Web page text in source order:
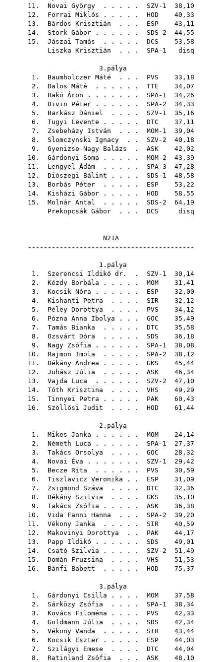
11. Novai György . . . . . SZV-1 38,10
12. Forrai Miklós . . . . . HOD 40,33
13. Bárdos Krisztián . . . ESP 43,11
14. Stork Gábor . . . . . . SDS-2 44,55
15. Jászai Tamás . . . . . DCS 53,58
Liszka Krisztián . . . SPA-1 disq
3.pálya
1. Baumholczer Máté . . . PVS 33,18
2. Dalos Máté . . . . . . TTE 34,07
3. Bakó Áron . . . . . . . SPA-1 34,26
4. Divin Péter . . . . . . SPA-2 34,33
5. Barkász Dániel . . . . SZV-1 35,16
6. Tugyi Levente . . . . . DTC 37,11
7. Zsebeházy István . . . MOM-1 39,04
8. Slomczynski Ignacy . . SZV-2 40,18
9. Gyenizse-Nagy Balázs . ASK 42,02
10. Gárdonyi Soma . . . . . MOM-2 43,39
11. Lengyel Ádám . . . . . SPA-3 47,28
12. Diószegi Bálint . . . . SDS-1 48,58
13. Borbás Péter . . . . . ESP 53,22
14. Kisházi Gábor . . . . . HOD 58,55
15. Molnár Antal . . . . . SDS-2 64,19
Prekopcsák Gábor . . . DCS disq
N21A
------------------------------------------
1.pálya
1. Szerencsi Ildikó dr.
. SZV-1 30,14
2. Kézdy Borbála . . . . . MOM 31,41
3. Kocsik Nóra . . . . . . ESP 32,00
4. Kishanti Petra . . . . SIR 32,12
5. Péley Dorottya . . . . PVS 34,12
6. Pózna Anna Ibolya . . . GOC 35,49
7. Tamás Bianka . . . . . DTC 35,58
8. Ozsvárt Dóra . . . . . SDS 36,18
9. Nagy Zsófia . . . . . . SPA-1 38,08
10. Rajmon Imola . . . . . SPA-2 38,12
11. Dékány Andrea . . . . . GKS 45,44
12. Juhász Júlia . . . . . ASK 46,34
13. Vajda Luca . . . . . . SZV-2 47,10
14. Tóth Krisztina . . . . VHS 49,29
15. Tinnyei Petra . . . . . PAK 60,43
16. Szöllősi Judit . . . . HOD 61,44
2.pálya
1. Mikes Janka . . . . . . MOM 24,14
2. Németh Luca . . . . . . SPA-1 27,37
3. Takács Orsolya . . . . GOC 28,32
4. Novai Éva . . . . . . . SZV-1 29,42
5. Becze Rita . . . . . . PVS 30,59
6. Tiszlavicz Veronika . . ESP 31,09
7. Zsigmond Száva . . . . DTC 32,36
8. Dékány Szilvia . . . . GKS 35,10
9. Takács Zsófia . . . . . ASK 36,38
10. Vida Fanni Hanna . . . SPA-2 39,20
11. Vékony Janka . . . . . SIR 40,59
12. Makovinyi Dorottya . . PAK 44,17
13. Papp Ildikó . . . . . . SDS 49,01
14. Csató Szilvia . . . . . SZV-2 51,49
15. Domán Fruzsina . . . . VHS 51,53
16. Bánfi Babett . . . . . HOD 75,37
3.pálya
1. Gárdonyi Csilla . . . . MOM 37,58
2. Sárközy Zsófia . . . . SPA-1 38,34
3. Kovács Filoména . . . . PVS 42,33
4. Goldmann Júlia . . . . SDS 42,34
5. Vékony Vanda . . . . . SIR 43,44
6. Kocsik Eszter . . . . . ESP 44,03
7. Szilágyi Emese . . . . DTC 44,04
8. Ratinland Zsófia . . . ASK 48,10